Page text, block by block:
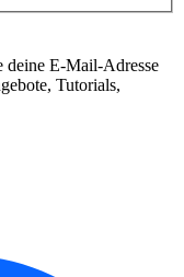
deine E-Mail-Adresse
Tutorials,